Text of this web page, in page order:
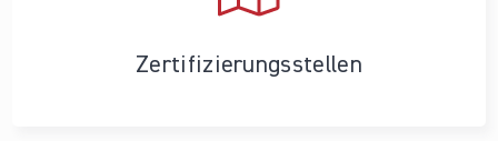
Zertifizierungs­stellen